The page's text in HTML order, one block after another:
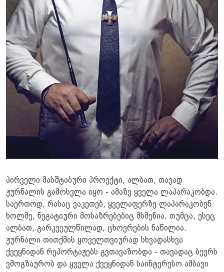
პირველი მასშტაბური პროექტი, ალბათ, თავად
ჟურნალის გამოსვლა იყო - ამაზე ყველა ლაპარაკობდა.
საერთოდ, რასაც ვაკეთებ, ყველაფერზე ლაპარაკობენ
ხოლმე, ნეგატიური მოსაზრებებიც მსმენია, თუმცა, ესეც
ალბათ, გარკვეულწილად, ცხოვრების ნაწილია.
ჟურნალი თითქმის ყოველთვიურად სხვადასხვა
ქვეყნიდან რეპორტაჟებს გვთავაზობდა - თავადაც ბევრს
ვმოგზაურობ და ყველა ქვეყნიდან საინტერესო ამბავი